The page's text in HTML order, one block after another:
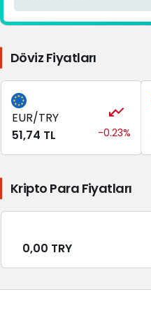
Döviz Fiyatları
EUR/TRY
51,74 TL
-0.23%
Kripto Para Fiyatları
0,00 TRY